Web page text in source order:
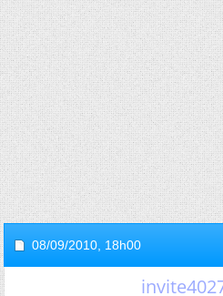
08/09/2010, 18h00